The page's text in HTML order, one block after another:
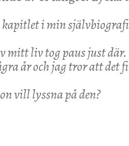
kapitlet i min
mitt liv tog paus just där.
år och jag tror att det
vill lyssna på den?